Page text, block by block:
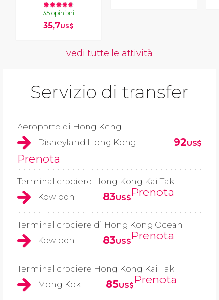
35 opinioni
35,7US$
vedi tutte le attività
Servizio di transfer
Aeroporto di Hong Kong
Disneyland Hong Kong
92US$
Prenota
Terminal crociere Hong Kong Kai Tak
Kowloon
83US$Prenota
Terminal crociere di Hong Kong Ocean
Kowloon
83US$Prenota
Terminal crociere Hong Kong Kai Tak
Mong Kok
85US$Prenota